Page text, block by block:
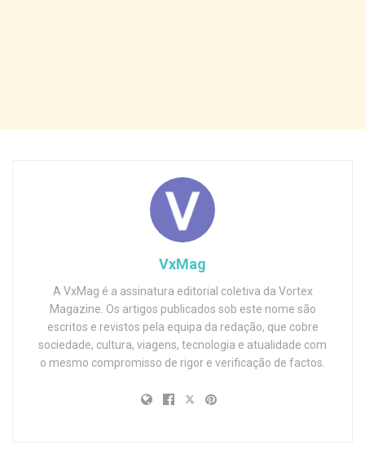
VxMag
A VxMag é a assinatura editorial coletiva da Vortex
Magazine. Os artigos publicados sob este nome são
escritos e revistos pela equipa da redação, que cobre
sociedade, cultura, viagens, tecnologia e atualidade com
o mesmo compromisso de rigor e verificação de factos.